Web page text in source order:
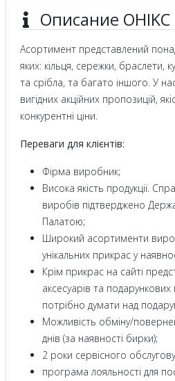
Описание OHIKC
Асортимент представлений
яких: кільця, сережки, браслети,
та срібла, та багато іншого. У
вигідних акційних пропозицій,
конкурентні ціни.
Переваги для клієнтів:
Фірма виробник;
Висока якість продукції.
виробів підтверджено
Палатою;
Широкий асортименти
унікальних прикрас у
Крім прикрас на сайті
аксесуарів та
потрібно думати над
Можливість обміну/
днів (за наявності бирки);
2 роки сервісного
програма лояльності для